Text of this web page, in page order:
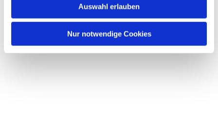
Auswahl erlauben
Nur notwendige Cookies